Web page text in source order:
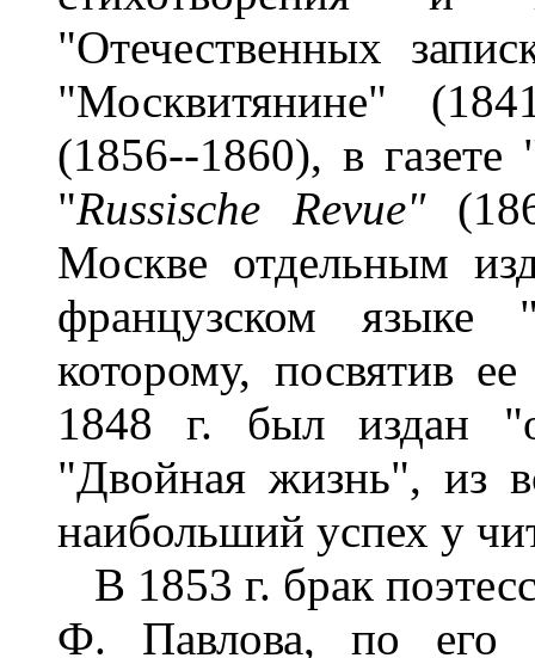
"Отечественных
"Москвитянине"
(1856--1860), в
"Russische Revue"
Москве отдельным
французском
которому, посвятив
1848 г. был издан
"Двойная жизнь", из
наибольший успех у
В 1853 г. брак
Ф. Павлова, по его